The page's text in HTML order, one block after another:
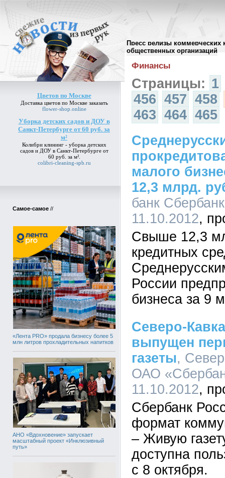
Пресс релизы коммерческих
общественных организаций
Цветов по Москве
Доставка цветов по Москвезаказать
flower-shop.online
Уборка детских садов и ДОУ в
Санкт-Петербурге от 60 руб. за
м²
Колибри клининг - уборка детских
садов и ДОУ в Санкт-Петербурге от
60 руб. за м².
colibri-cleaning-spb.ru
Самое-самое //
«Лента PRO» продала бизнесу более 5
млн литров прохладительных напитков
АНО «Вдохновение» запускает
масштабный проект «Инклюзивный
путь»
Архив пресс-релизов//
Финансы
Страницы: 1
456 457 458
463 464 465
малого
12,3 млрд.
банк
11.10.2012
Свыше 12,3
кредитных
России
бизнеса за 9
Северо-
выпущен
газеты,
ОАО
11.10.2012
Сбербанк
формат
– Живую
доступна
с 8 октября.